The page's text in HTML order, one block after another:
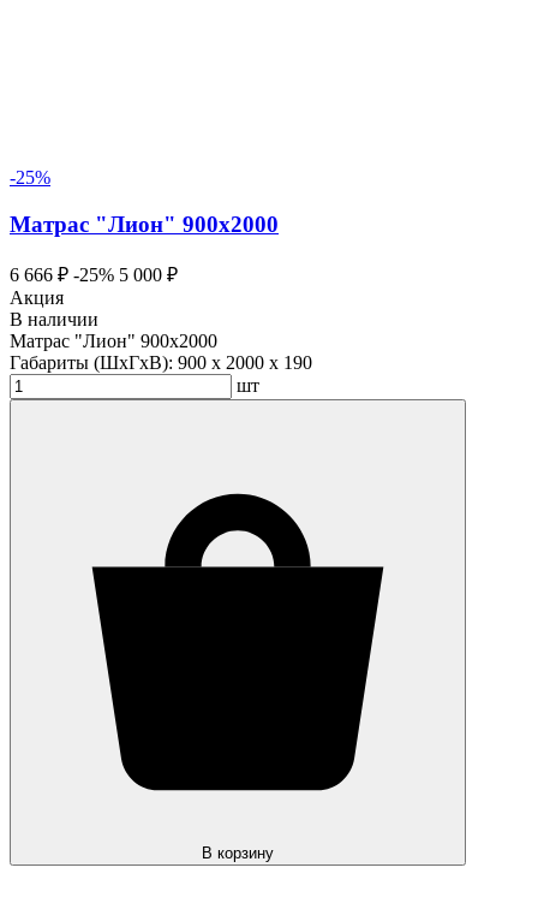
-25%
Матрас "Лион" 900х2000
6 666 ₽ -25% 5 000 ₽
Акция
В наличии
Матрас "Лион" 900х2000
Габариты (ШхГхВ): 900 x 2000 x 190
шт
В корзину